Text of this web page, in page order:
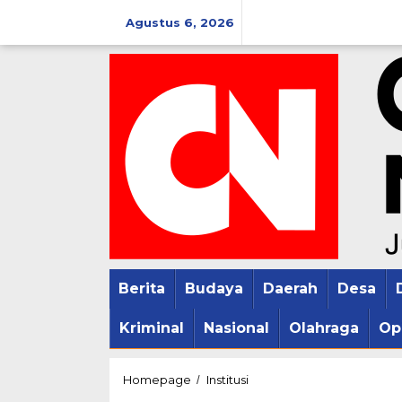
konten
Agustus 6, 2026
Berita Budaya Daerah Desa
Kriminal Nasional Olahraga
Homepage / InstitusiPererat